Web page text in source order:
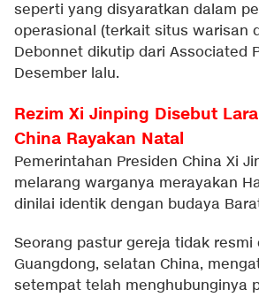
seperti yang disyaratkan dalam
operasional (terkait situs warisan
Debonnet dikutip dari Associated
Desember lalu.
Rezim Xi Jinping Disebut
China Rayakan Natal
Pemerintahan Presiden China Xi
melarang warganya merayakan
dinilai identik dengan budaya
Seorang pastur gereja tidak resmi
Guangdong, selatan China,
setempat telah menghubunginya